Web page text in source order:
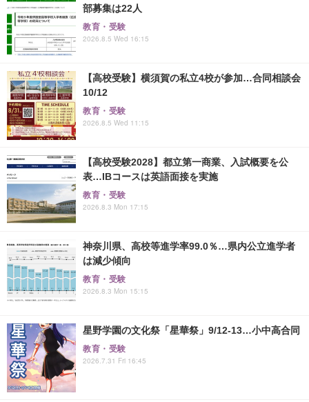
部募集は22人
教育・受験
2026.8.5 Wed 16:15
【高校受験】横須賀の私立4校が参加…合同相談会
10/12
教育・受験
2026.8.5 Wed 11:15
【高校受験2028】都立第一商業、入試概要を公
表…IBコースは英語面接を実施
教育・受験
2026.8.3 Mon 17:15
神奈川県、高校等進学率99.0％…県内公立進学者
は減少傾向
教育・受験
2026.8.3 Mon 15:15
星野学園の文化祭「星華祭」9/12-13…小中高合同
教育・受験
2026.7.31 Fri 16:45